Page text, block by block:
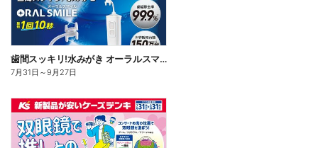
歯間スッキリ!水みがき オーラルスマイル
7月31日 ～9月27日